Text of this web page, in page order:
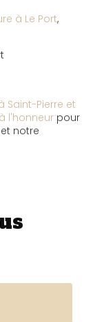
à Le Port,
Saint-Pierre et
l'honneur pour
notre